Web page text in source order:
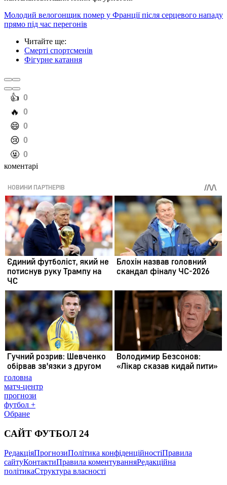
Молодий велогонщик помер у Франції після серцевого нападу
прямо під час перегонів
Читайте ще:
Смерті спортсменів
Фігурне катання
️👍 0
️🔥 0
️😄 0
️😢 0
️🤬 0
коментарі
головна
матч-центр
прогнози
футбол +
Обране
САЙТ ФУТБОЛ 24
РедакціяПрогнозиПолітика конфіденційностіПравила
сайтуКонтактиПравила коментуванняРедакційна
політикаСтруктура власності